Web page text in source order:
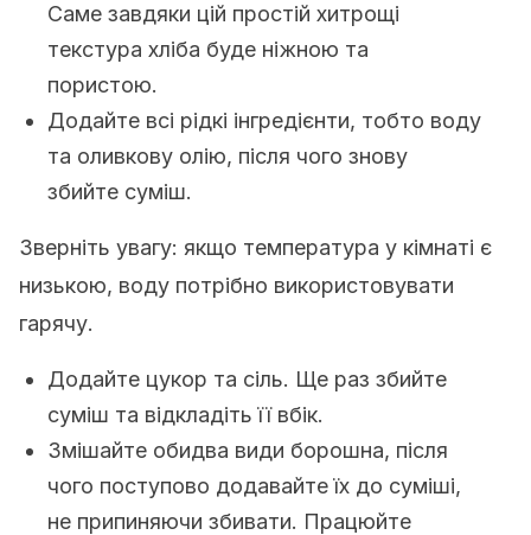
Саме завдяки цій простій хитрощі
текстура хліба буде ніжною та
пористою.
Додайте всі рідкі інгредієнти, тобто воду
та оливкову олію, після чого знову
збийте суміш.
Зверніть увагу: якщо температура у кімнаті є
низькою, воду потрібно використовувати
гарячу.
Додайте цукор та сіль. Ще раз збийте
суміш та відкладіть її вбік.
Змішайте обидва види борошна, після
чого поступово додавайте їх до суміші,
не припиняючи збивати. Працюйте